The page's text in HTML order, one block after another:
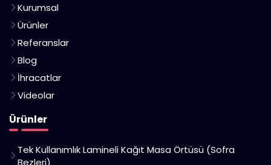
Kurumsal
Ürünler
Referanslar
Blog
İhracatlar
Videolar
Ürünler
Tek Kullanımlık Lamineli Kağıt Masa Örtüsü (Sofra
Bezleri)